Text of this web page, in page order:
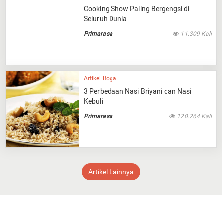
Cooking Show Paling Bergengsi di
Seluruh Dunia
Primarasa 11.309 Kali
Artikel Boga
3 Perbedaan Nasi Briyani dan Nasi
Kebuli
Primarasa 120.264 Kali
Artikel Lainnya